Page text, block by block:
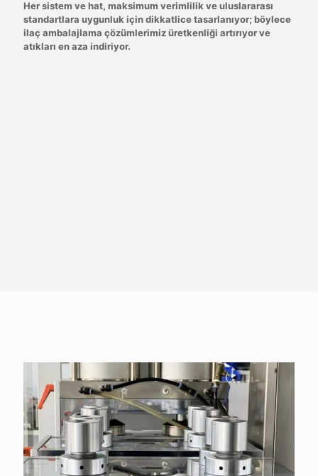
Her sistem ve hat, maksimum verimlilik ve uluslararası
standartlara uygunluk için dikkatlice tasarlanıyor; böylece
ilaç ambalajlama çözümlerimiz üretkenliği artırıyor ve
atıkları en aza indiriyor.